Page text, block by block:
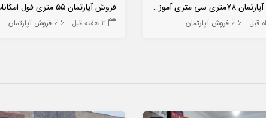
فروش آپارتمان 78متری سی متری آموزش
فروش آپارتمان 3 هفته قبل فروش آپارتمان